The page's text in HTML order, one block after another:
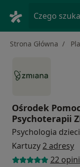
Czego
Strona Główna
Ośrodek
Psychoterapii
Psychologia
Kartuzy2 adresy
22